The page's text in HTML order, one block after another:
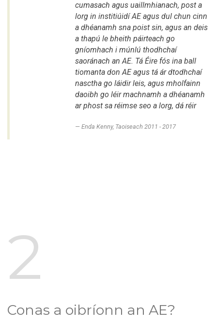
cumasach agus uaillmhianach, post a
lorg in institiúidí AE agus dul chun cinn
a dhéanamh sna poist sin, agus an deis
a thapú le bheith páirteach go
gníomhach i múnlú thodhchaí
saoránach an AE. Tá Éire fós ina ball
tiomanta don AE agus tá ár dtodhchaí
nasctha go láidir leis, agus mholfainn
daoibh go léir machnamh a dhéanamh
ar phost sa réimse seo a lorg, dá réir
Enda Kenny, Taoiseach 2011 - 2017
2
Conas a oibríonn an AE?